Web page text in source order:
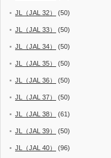
JL（JAL 32） (50)
JL（JAL 33） (50)
JL（JAL 34） (50)
JL（JAL 35） (50)
JL（JAL 36） (50)
JL（JAL 37） (50)
JL（JAL 38） (61)
JL（JAL 39） (50)
JL（JAL 40） (96)